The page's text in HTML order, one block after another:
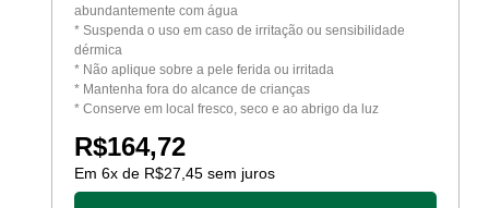
abundantemente com água
* Suspenda o uso em caso de irritação ou sensibilidade
dérmica
* Não aplique sobre a pele ferida ou irritada
* Mantenha fora do alcance de crianças
* Conserve em local fresco, seco e ao abrigo da luz
R$164,72
Em6x de R$27,45 sem juros